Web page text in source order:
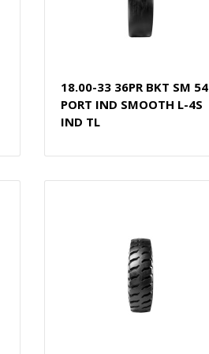
18.00-33 36PR BKT SM 54
PORT IND SMOOTH L-4S
IND TL